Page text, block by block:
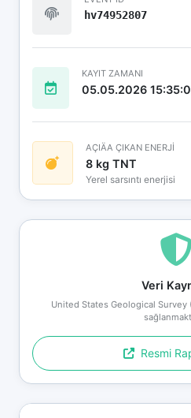
hv74952807
KAYIT ZAMANI
05.05.2026
AÇIÄA ÇIKAN ENERJİ
8 kg TNT
Yerel sarsıntı enerjisi
Veri
United States Geological Survey
Resmi